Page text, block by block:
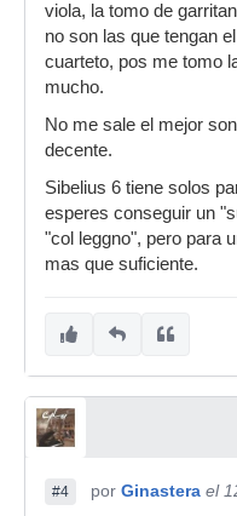
viola, la tomo de
no son las que tengan
cuarteto, pos me tomo
mucho.
No me sale el mejor
decente.
Sibelius 6 tiene solos
esperes conseguir un
"col leggno", pero para
mas que suficiente.
#4 por Ginastera el